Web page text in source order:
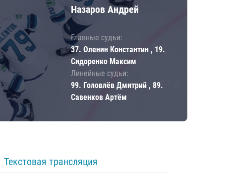
Назаров Андрей
Главные судьи:
37. Оленин Константин , 19.
Сидоренко Максим
Линейные судьи:
99. Головлёв Дмитрий , 89.
Савенков Артём
Текстовая трансляция